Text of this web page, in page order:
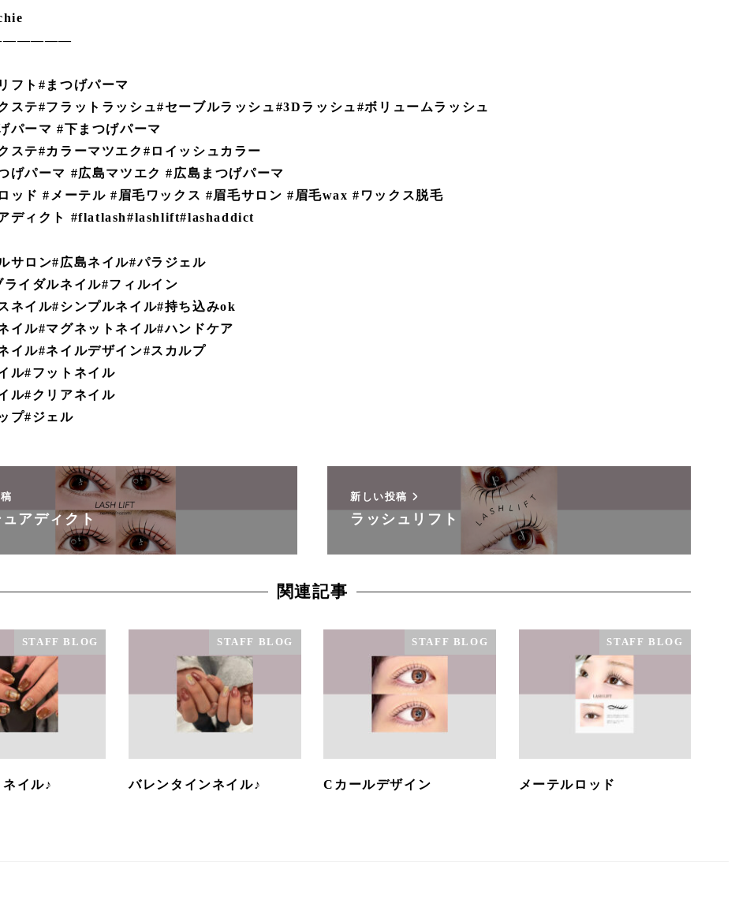
フト#まつげパーマ
ステ#フラットラッシュ#セーブルラッシュ#3Dラッシュ#ボリュームラッシュ
パーマ #下まつげパーマ
ステ#カラーマツエク#ロイッシュカラー
げパーマ #広島マツエク #広島まつげパーマ
ッド #メーテル #眉毛ワックス #眉毛サロン #眉毛wax #ワックス脱毛
ディクト #flatlash#lashlift#lashaddict
サロン#広島ネイル#パラジェル
ライダルネイル#フィルイン
ネイル#シンプルネイル#持ち込みok
イル#マグネットネイル#ハンドケア
イル#ネイルデザイン#スカルプ
ル#フットネイル
ル#クリアネイル
プ#ジェル
アディクト
新しい投稿
ラッシュリフト
関連記事
STAFF BLOG
イル♪
STAFF BLOG
バレンタインネイル♪
STAFF BLOG
Cカールデザイン
STAFF BLOG
メーテルロッド